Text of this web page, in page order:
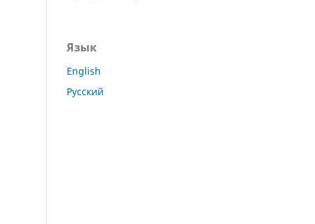
Язык
English
Русский